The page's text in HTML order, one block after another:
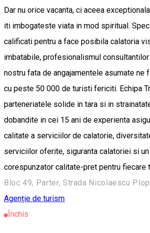
Dar nu orice vacanta, ci aceea
iti imbogateste viata in mod spiritual.
calificati pentru a face posibila calatoria
imbatabile, profesionalismul
nostru fata de angajamentele asumate ne
cu peste 50 000 de turisti fericiti. Echipa
parteneriatele solide in tara si in
dobandite in cei 15 ani de experienta
calitate a serviciilor de calatorie,
serviciilor oferite, siguranta calatoriei si
corespunzator calitate-pret pentru fiecare
Agenție de turism
Închis